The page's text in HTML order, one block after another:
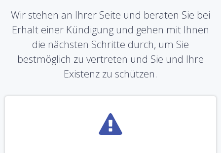
Wir stehen an Ihrer Seite und beraten Sie bei
Erhalt einer Kündigung und gehen mit Ihnen
die nächsten Schritte durch, um Sie
bestmöglich zu vertreten und Sie und Ihre
Existenz zu schützen.